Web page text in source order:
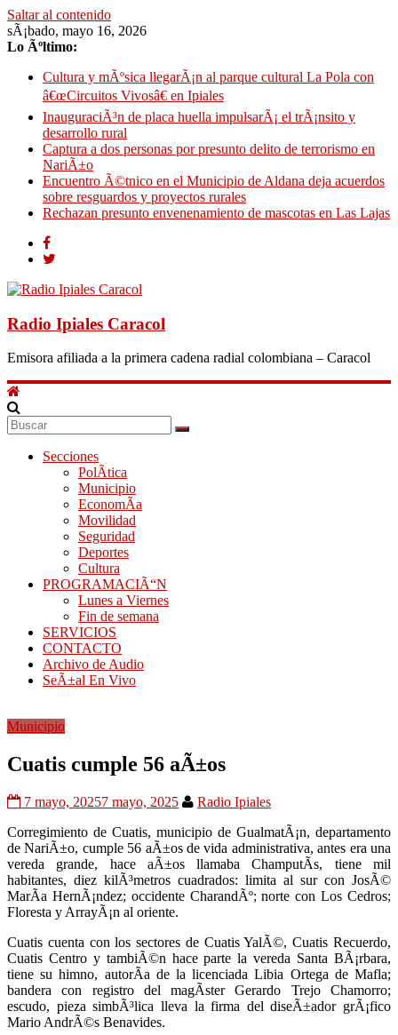
Saltar al contenido
sÃ¡bado, mayo 16, 2026
Lo Ãºltimo:
Cultura y mÃºsica llegarÃ¡n al parque cultural La Pola con
â€œCircuitos Vivosâ€ en Ipiales
InauguraciÃ³n de placa huella impulsarÃ¡ el trÃ¡nsito y
desarrollo rural
Captura a dos personas por presunto delito de terrorismo en
NariÃ±o
Encuentro Ã©tnico en el Municipio de Aldana deja acuerdos
sobre resguardos y proyectos rurales
Rechazan presunto envenenamiento de mascotas en Las Lajas
Radio Ipiales Caracol
Emisora afiliada a la primera cadena radial colombiana – Caracol
Secciones
PolÃ­tica
Municipio
EconomÃ­a
Movilidad
Seguridad
Deportes
Cultura
PROGRAMACIÃ“N
Lunes a Viernes
Fin de semana
SERVICIOS
CONTACTO
Archivo de Audio
SeÃ±al En Vivo
Municipio
Cuatis cumple 56 aÃ±os
7 mayo, 20257 mayo, 2025
Radio Ipiales
Corregimiento de Cuatis, municipio de GualmatÃ¡n, departamento
de NariÃ±o, cumple 56 aÃ±os de vida administrativa, antes era una
vereda grande, hace aÃ±os llamaba ChamputÃ­s, tiene mil
habitantes, diez kilÃ³metros cuadrados: limita al sur con JosÃ©
MarÃ­a HernÃ¡ndez; occidente CharandÃº; norte con Los Cedros;
Floresta y ArrayÃ¡n al oriente.
Cuatis cuenta con los sectores de Cuatis YalÃ©, Cuatis Recuerdo,
Cuatis Centro y tambiÃ©n hace parte la vereda Santa BÃ¡rbara,
tiene su himno, autorÃ­a de la licenciada Libia Ortega de Mafla;
bandera con registro del magÃ­ster Gerardo Trejo Chamorro;
escudo, pieza simbÃ³lica lleva la firma del diseÃ±ador grÃ¡fico
Mario AndrÃ©s Benavides.